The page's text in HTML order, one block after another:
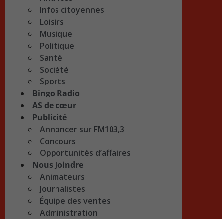
Infos citoyennes
Loisirs
Musique
Politique
Santé
Société
Sports
Bingo Radio
AS de cœur
Publicité
Annoncer sur FM103,3
Concours
Opportunités d’affaires
Nous Joindre
Animateurs
Journalistes
Équipe des ventes
Administration